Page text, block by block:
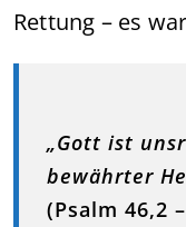
Rettung – es
„Gott ist
bewährter
(Psalm 46,2